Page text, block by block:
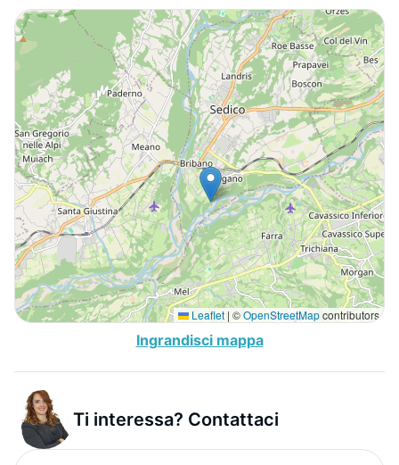
Leaflet | ©OpenStreetMapcontributors
Ingrandisci mappa
Ti interessa? Contattaci